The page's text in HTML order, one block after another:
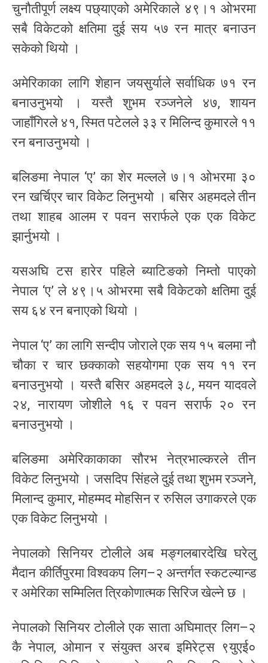
चुनौतीपूर्ण लक्ष्य पछ्याएको अमेरिकाले ४९।१ ओभरमा
सबै विकेटको क्षतिमा दुई सय ५७ रन मात्र बनाउन
सकेको थियो ।
अमेरिकाका लागि शेहान जयसुर्याले सर्वाधिक ७१ रन
बनाउनुभयो । यस्तै शुभम रञ्जनेले ४७, शायन
जाहाँगिरले ४१, स्मित पटेलले ३३ र मिलिन्द कुमारले ११
रन बनाउनुभयो ।
बलिङमा नेपाल ‘ए’ का शेर मल्लले ७।१ ओभरमा ३०
रन खर्चिएर चार विकेट लिनुभयो । बसिर अहमदले तीन
तथा शाहब आलम र पवन सरार्फले एक एक विकेट
झार्नुभयो ।
यसअघि टस हारेर पहिले ब्याटिङको निम्तो पाएको
नेपाल ‘ए’ ले ४९।५ ओभरमा सबै विकेटको क्षतिमा दुई
सय ६४ रन बनाएको थियो ।
नेपाल ‘ए’ का लागि सन्दीप जोराले एक सय १५ बलमा नौ
चौका र चार छक्काको सहयोगमा एक सय ११ रन
बनाउनुभयो । यस्तै बसिर अहमदले ३८, मयन यादवले
२४, नारायण जोशीले १६ र पवन सरार्फ २० रन
बनाउनुभयो ।
बलिङमा अमेरिकाकाका सौरभ नेत्रभाल्करले तीन
विकेट लिनुभयो । जसदिप सिंहले दुई तथा शुभम रञ्जने,
मिलान्द कुमार, मोहम्मद मोहसिन र रुसिल उगाकरले एक
एक विकेट लिनुभयो ।
नेपालको सिनियर टोलीले अब मङ्गलबारदेखि घरेलु
मैदान कीर्तिपुरमा विश्वकप लिग–२ अन्तर्गत स्कटल्यान्ड
र अमेरिका सम्मिलित त्रिकोणात्मक सिरिज खेल्ने छ ।
नेपालको सिनियर टोलीले एक साता अघिमात्र लिग–२
कै नेपाल, ओमान र संयुक्त अरब इमिरेट्स ९युएई०